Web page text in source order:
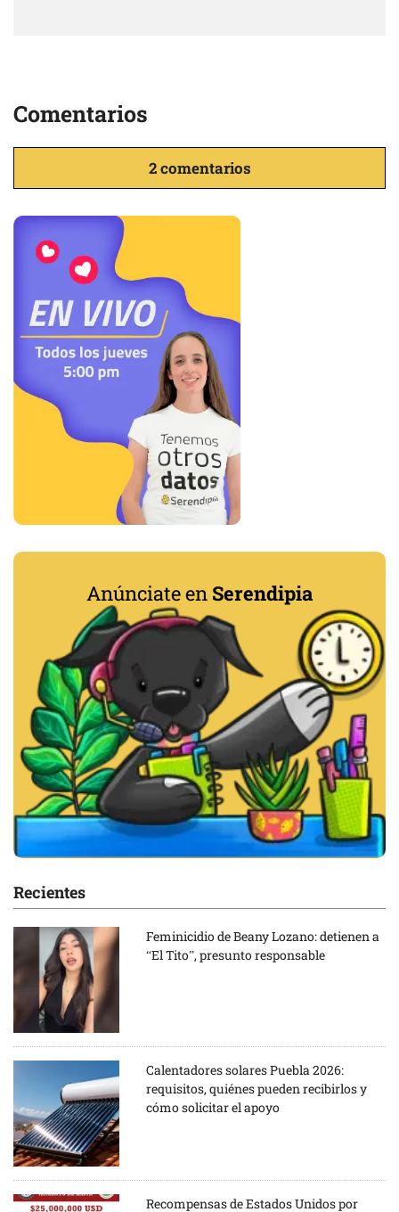
Comentarios
2 comentarios
Anúnciate en Serendipia
Recientes
Feminicidio de Beany Lozano: detienen a
“El Tito”, presunto responsable
Calentadores solares Puebla 2026:
requisitos, quiénes pueden recibirlos y
cómo solicitar el apoyo
Recompensas de Estados Unidos por